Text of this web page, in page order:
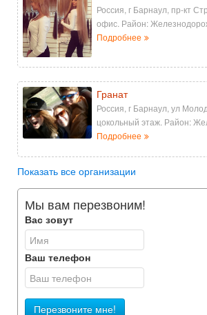
Россия, г Барнаул, пр-кт
офис. Район:
Подробнее
Гранат
Россия, г Барнаул, ул
цокольный этаж. Район:
Подробнее
Показать все организации
Мы вам перезвоним!
Вас зовут
Ваш телефон
Перезвоните мне!